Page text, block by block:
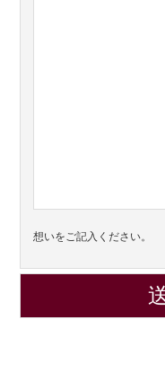
想いをご記入ください。